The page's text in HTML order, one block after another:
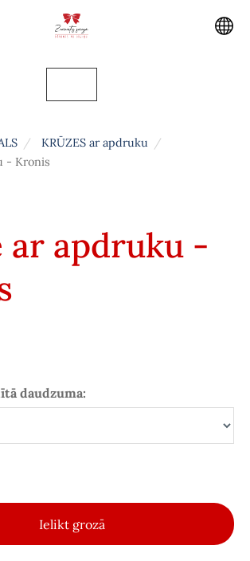
KRŪZES ar apdruku
- Kronis
ar apdruku -
daudzuma:
Ielikt grozā